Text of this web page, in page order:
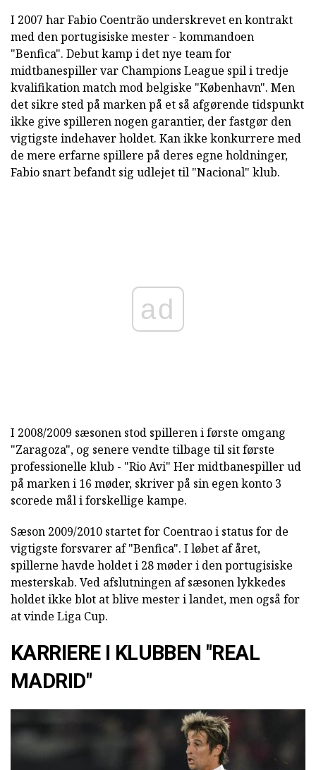
I 2007 har Fabio Coentrão underskrevet en kontrakt
med den portugisiske mester - kommandoen
"Benfica". Debut kamp i det nye team for
midtbanespiller var Champions League spil i tredje
kvalifikation match mod belgiske "København". Men
det sikre sted på marken på et så afgørende tidspunkt
ikke give spilleren nogen garantier, der fastgør den
vigtigste indehaver holdet. Kan ikke konkurrere med
de mere erfarne spillere på deres egne holdninger,
Fabio snart befandt sig udlejet til "Nacional" klub.
ad
I 2008/2009 sæsonen stod spilleren i første omgang
"Zaragoza", og senere vendte tilbage til sit første
professionelle klub - "Rio Avi" Her midtbanespiller ud
på marken i 16 møder, skriver på sin egen konto 3
scorede mål i forskellige kampe.
Sæson 2009/2010 startet for Coentrao i status for de
vigtigste forsvarer af "Benfica". I løbet af året,
spillerne havde holdet i 28 møder i den portugisiske
mesterskab. Ved afslutningen af sæsonen lykkedes
holdet ikke blot at blive mester i landet, men også for
at vinde Liga Cup.
KARRIERE I KLUBBEN "REAL
MADRID"